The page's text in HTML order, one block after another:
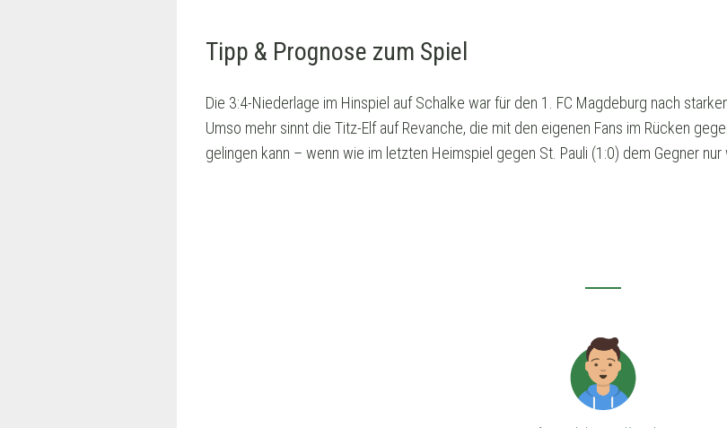
Tipp & Prognose zum Spiel
Die 3:4-Niederlage im Hinspiel auf Schalke war für den 1. FC Magdeburg nach
Umso mehr sinnt die Titz-Elf auf Revanche, die mit den eigenen Fans im Rücken
gelingen kann – wenn wie im letzten Heimspiel gegen St. Pauli (1:0) dem Gegner